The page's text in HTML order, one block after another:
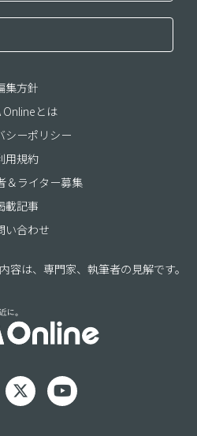
集方針
Onlineとは
シーポリシー
用規約
＆ライター募集
載記事
い合わせ
は、専門家、執筆者の見解です。